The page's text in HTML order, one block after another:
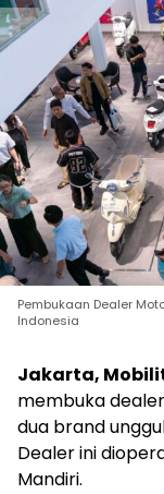
Pembukaan Dealer
Indonesia
Jakarta,
membuka
dua brand
Dealer ini
Mandiri.